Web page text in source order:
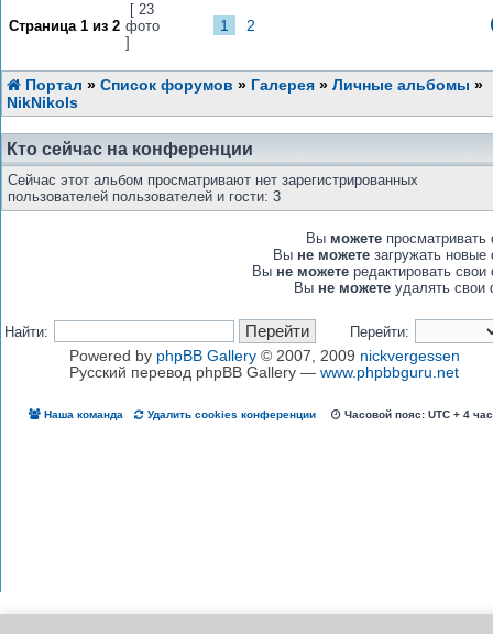
Страница 1 из 2
[ 23
фото
]
1 2
Портал » Список форумов » Галерея » Личные альбомы »
NikNikols
Кто сейчас на конференции
Сейчас этот альбом просматривают нет зарегистрированных
пользователей пользователей и гости: 3
Вы можете просматривать
Вы не можете загружать новые
Вы не можете редактировать свои
Вы не можете удалять свои
Найти:
Перейти:
Powered by phpBB Gallery© 2007, 2009 nickvergessen
Русский перевод phpBB Gallery — www.phpbbguru.net
Наша команда Удалить cookies конференции Часовой пояс: UTC + 4